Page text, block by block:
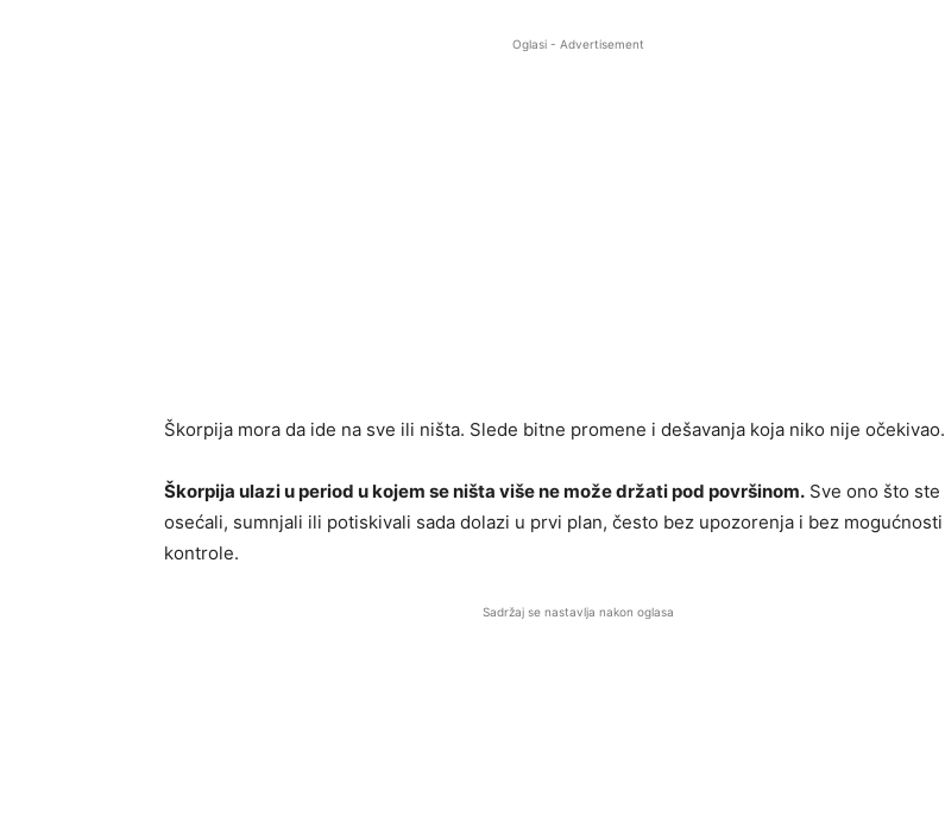
Oglasi - Advertisement
Škorpija mora da ide na sve ili ništa. Slede bitne promene i dešavanja koja niko nije očekivao.
Škorpija ulazi u period u kojem se ništa više ne može držati pod površinom. Sve ono što ste
osećali, sumnjali ili potiskivali sada dolazi u prvi plan, često bez upozorenja i bez mogućnosti
kontrole.
Sadržaj se nastavlja nakon oglasa